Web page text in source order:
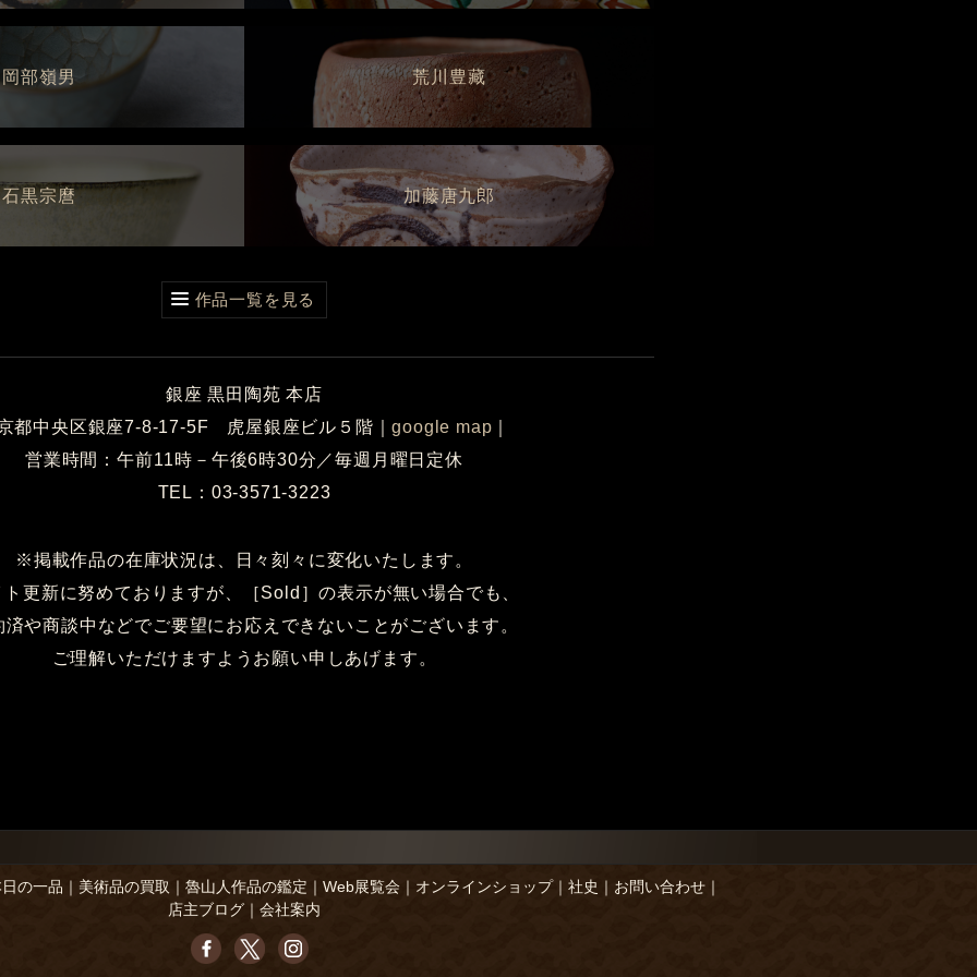
岡部嶺男 荒川豊藏
石黒宗麿 加藤唐九郎
作品一覧を見る
銀座 黒田陶苑 本店
都中央区銀座7-8-17-5F 虎屋銀座ビル５階 ｜google map
営業時間：午前11時－午後6時30分／毎週月曜日定休
TEL：03-3571-3223
※掲載作品の在庫状況は、日々刻々に変化いたします。
ト更新に努めておりますが、［Sold］の表示が無い場合でも、
済や商談中などでご要望にお応えできないことがございます。
ご理解いただけますようお願い申しあげます。
の一品 ｜ 美術品の買取 ｜ 魯山人作品の鑑定 ｜ Web展覧会 ｜ オンラインショップ｜ 社史 ｜ お問い合わせ｜
店主ブログ ｜ 会社案内